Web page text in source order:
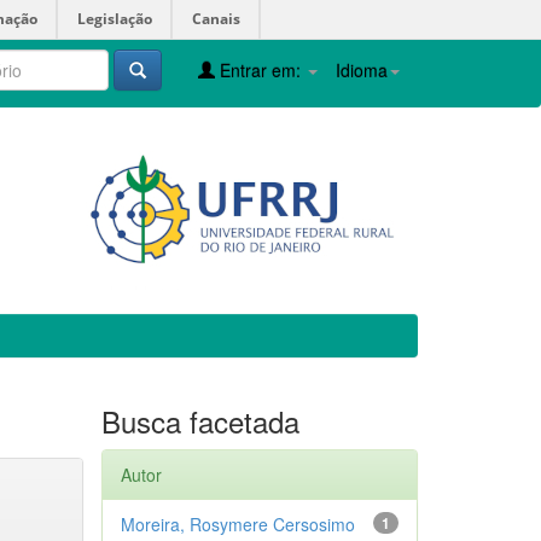
Legislação Canais
Idioma
Entrar em:
Busca facetada
Autor
1
Moreira, Rosymere Cersosimo